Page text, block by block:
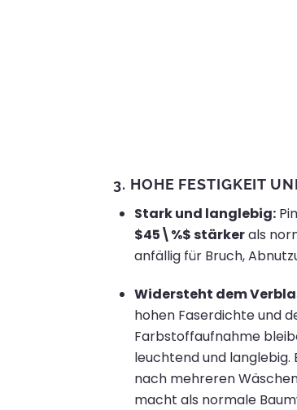
3. HOHE FESTIGKEIT
Stark und langlebig:
$45\%$stärkerals
anfällig für Bruch,
Widersteht dem
hohen Faserdichte und
Farbstoffaufnahme
leuchtend und
nach mehreren
macht als normale